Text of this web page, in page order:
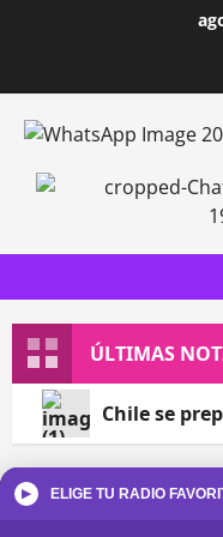
ÚLTIMAS
Chile se
▶ ELIGE TU RADIO